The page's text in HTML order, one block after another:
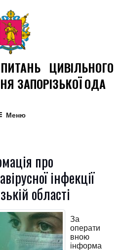
ЦИВІЛЬНОГО
ЗАПОРІЗЬКОЇ ОДА
Меню
про
інфекції
області
За
операти
вною
інформа